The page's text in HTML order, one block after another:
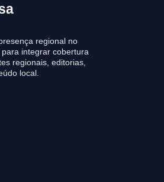
regional no
integrar cobertura
regionais, editorias,
local.